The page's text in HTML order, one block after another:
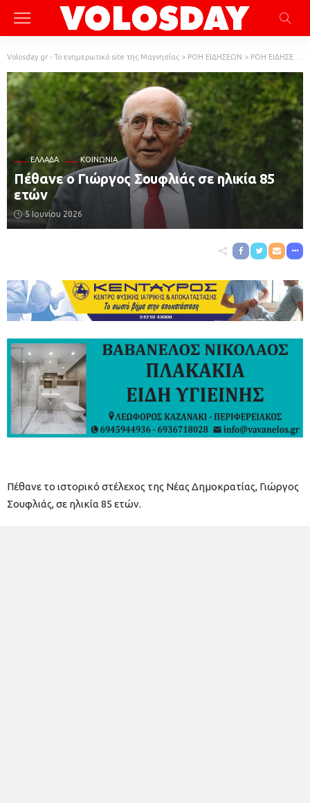
Volosday.gr - Το ενημερωτικό site της Μαγνησίας > ΡΟΗ ΕΙΔΗΣΕΩΝ > ΡΟΗ ΕΙΔΗΣΕΩΝ
ΕΛΛΆΔΑ ΚΟΙΝΩΝΙΑ
Πέθανε ο Γιώργος Σουφλιάς σε ηλικία 85
ετών
5 Ιουνίου 2026
Πέθανε το ιστορικό στέλεχος της Νέας Δημοκρατίας, Γιώργος
Σουφλιάς, σε ηλικία 85 ετών.